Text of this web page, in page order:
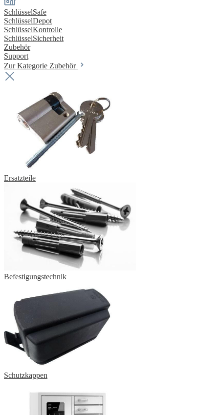
SchlüsselSafe
SchlüsselDepot
SchlüsselKontrolle
SchlüsselSicherheit
Zubehör
Support
Zur Kategorie Zubehör
Ersatzteile
Befestigungstechnik
Schutzkappen